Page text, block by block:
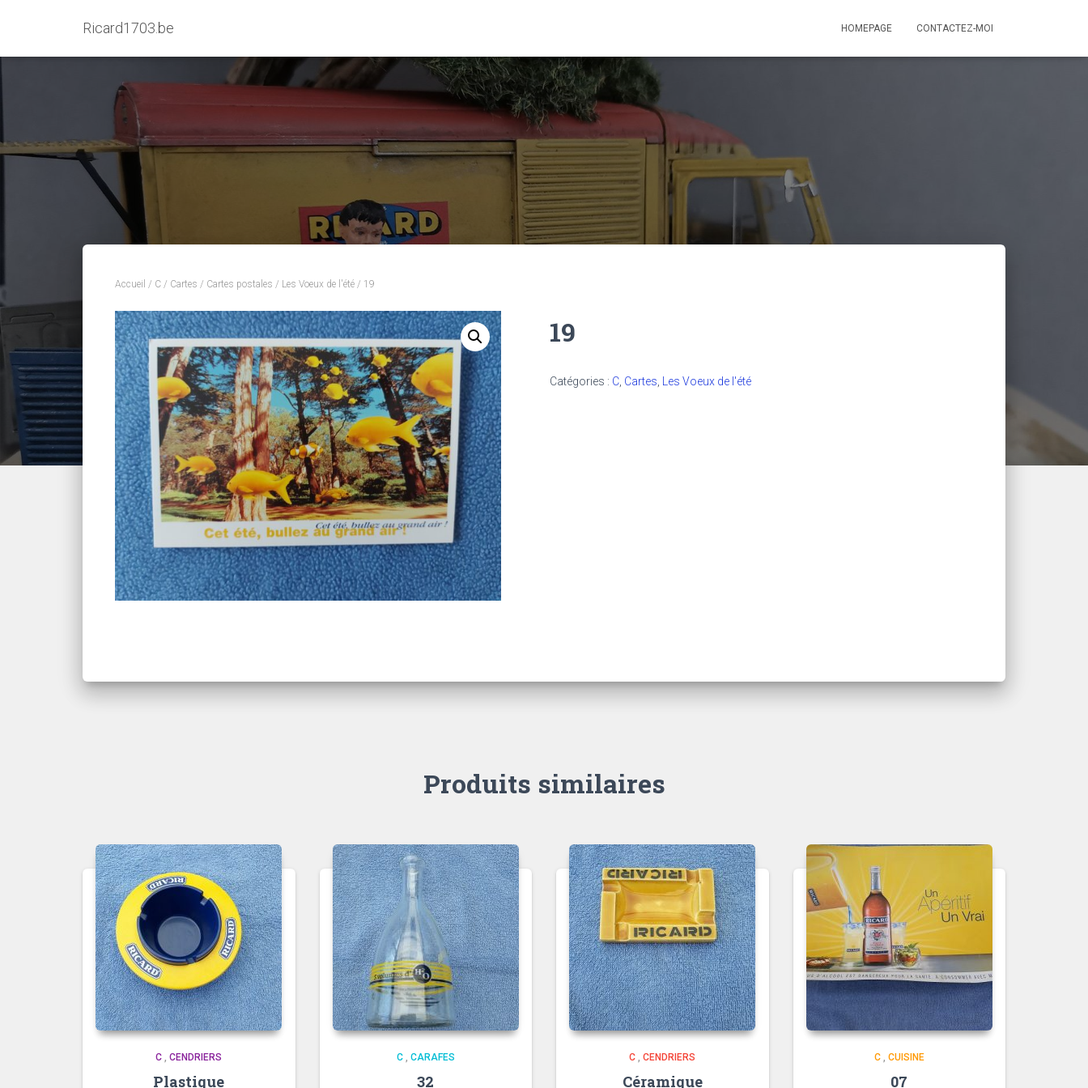
Ricard1703.be HOMEPAGE CONTACTEZ-MOI
Accueil / C / Cartes / Cartes postales / Les Voeux de l'été / 19
19
Catégories : C Cartes Les Voeux de l'été
Produits similaires
C ,CENDRIERS
Plastique
C, CARAFES
32
C ,CENDRIERS
Céramique
C, CUISINE
07